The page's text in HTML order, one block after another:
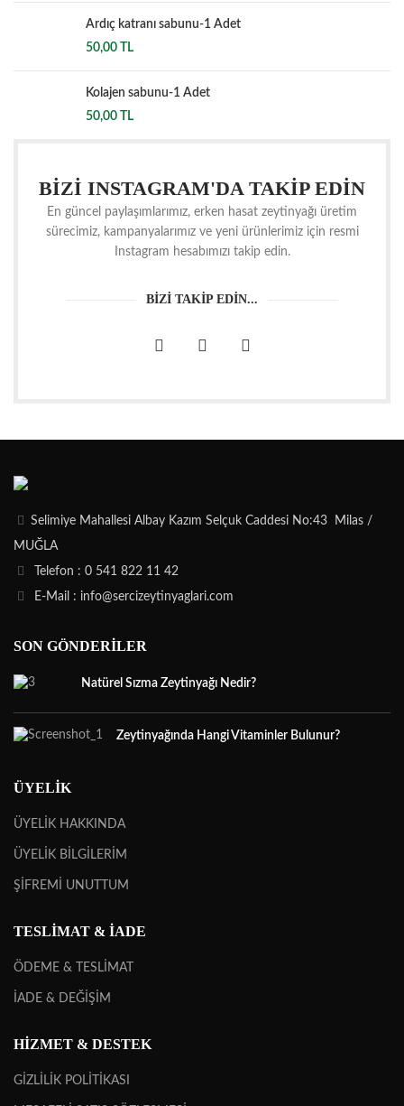
Ardıç katranı sabunu-1 Adet
50,00 TL
Kolajen sabunu-1 Adet
50,00 TL
BİZİ INSTAGRAM'DA TAKİP EDİN
En güncel paylaşımlarımız, erken hasat zeytinyağı üretim
sürecimiz, kampanyalarımız ve yeni ürünlerimiz için resmi
Instagram hesabımızı takip edin.
BİZİ TAKİP EDİN...
Selimiye Mahallesi Albay Kazım Selçuk Caddesi No:43 Milas /
MUĞLA
Telefon : 0 541 822 11 42
E-Mail : info@sercizeytinyaglari.com
SON GÖNDERILER
Natürel Sızma Zeytinyağı Nedir?
Zeytinyağında Hangi Vitaminler Bulunur?
ÜYELİK
ÜYELİK HAKKINDA
ÜYELİK BİLGİLERİM
ŞİFREMİ UNUTTUM
TESLİMAT & İADE
ÖDEME & TESLİMAT
İADE & DEĞİŞİM
HİZMET & DESTEK
GİZLİLİK POLİTİKASI